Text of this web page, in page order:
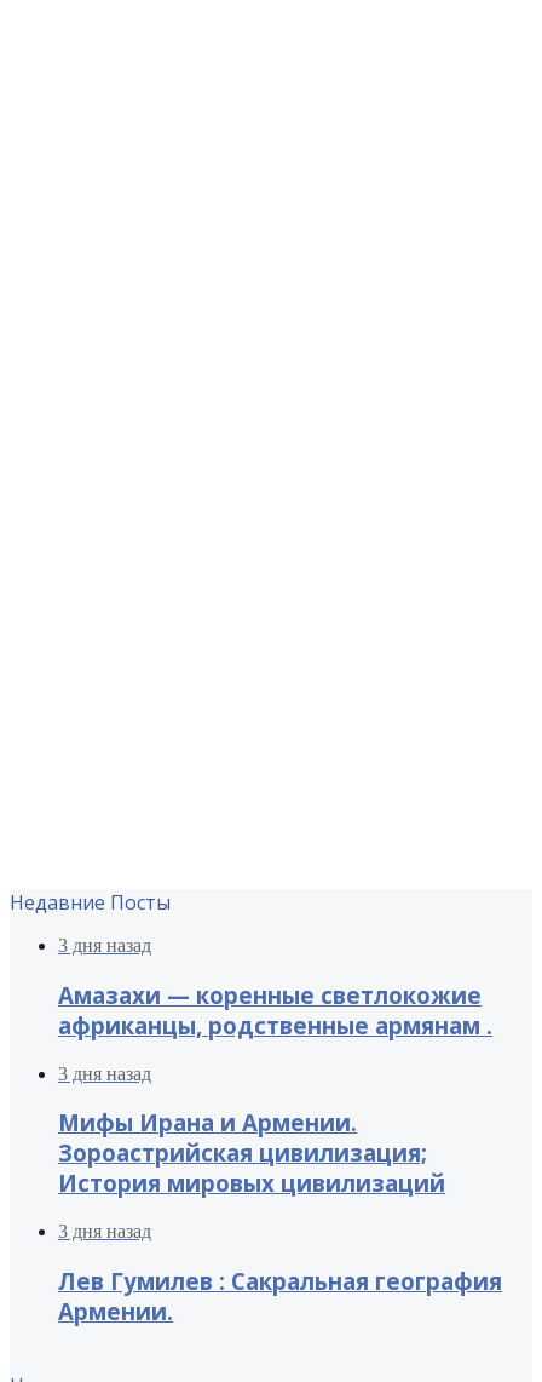
Недавние Посты
3 дня назад
Амазахи — коренные светлокожие
африканцы, родственные армянам .
3 дня назад
Мифы Ирана и Армении.
Зороастрийская цивилизация;
История мировых цивилизаций
3 дня назад
Лев Гумилев : Сакральная география
Армении.